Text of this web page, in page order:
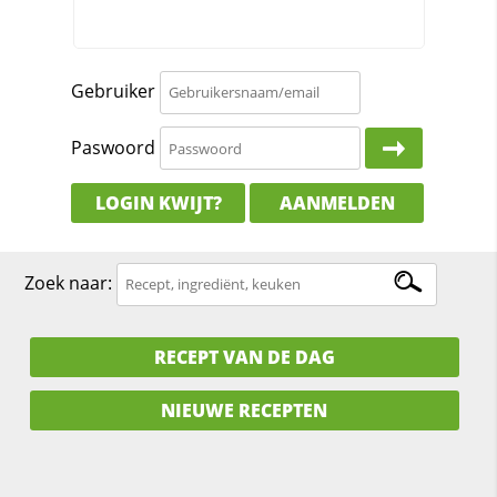
Gebruiker
Paswoord
LOGIN KWIJT? AANMELDEN
Zoek naar:
RECEPT VAN DE DAG
NIEUWE RECEPTEN